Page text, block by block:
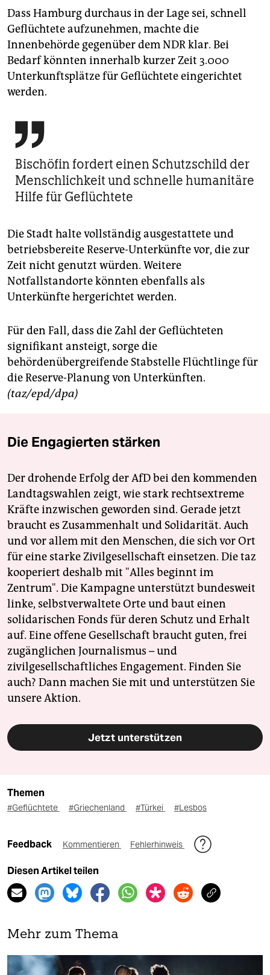
Dass Hamburg durchaus in der Lage sei, schnell
Geflüchtete aufzunehmen, machte die
Innenbehörde gegenüber dem NDR klar. Bei
Bedarf könnten innerhalb kurzer Zeit 3.000
Unterkunftsplätze­ für Geflüchtete eingerichtet
werden.

Bischöfin fordert einen Schutzschild der
Menschlichkeit und schnelle humanitäre
Hilfe für Geflüchtete
Die Stadt halte vollständig ausgestattete und
betriebsbereite Reserve-Unterkünfte vor, die zur
Zeit nicht genutzt würden. Weitere
Notfallstandorte könnten ebenfalls als
Unterkünfte hergerichtet werden.
Für den Fall, dass die Zahl der Geflüchteten
signifikant ansteigt, sorge die
behördenübergreifende Stabstelle Flüchtlinge für
die Reserve-Planung von Unterkünften.
(taz/epd/dpa)
Die Engagierten stärken
Der drohende Erfolg der AfD bei den kommenden
Landtagswahlen zeigt, wie stark rechtsextreme
Kräfte inzwischen geworden sind. Gerade jetzt
braucht es Zusammenhalt und Solidarität. Auch
und vor allem mit den Menschen, die sich vor Ort
für eine starke Zivilgesellschaft einsetzen. Die taz
kooperiert deshalb mit "Alles beginnt im
Zentrum". Die Kampagne unterstützt bundesweit
linke, selbstverwaltete Orte und baut einen
solidarischen Fonds für deren Schutz und Erhalt
auf. Eine offene Gesellschaft braucht guten, frei
zugänglichen Journalismus – und
zivilgesellschaftliches Engagement. Finden Sie
auch? Dann machen Sie mit und unterstützen Sie
unsere Aktion.
Jetzt unterstützen
Themen
#Geflüchtete #Griechenland #Türkei #Lesbos
Feedback Kommentieren Fehlerhinweis
Diesen Artikel teilen
Mehr zum Thema